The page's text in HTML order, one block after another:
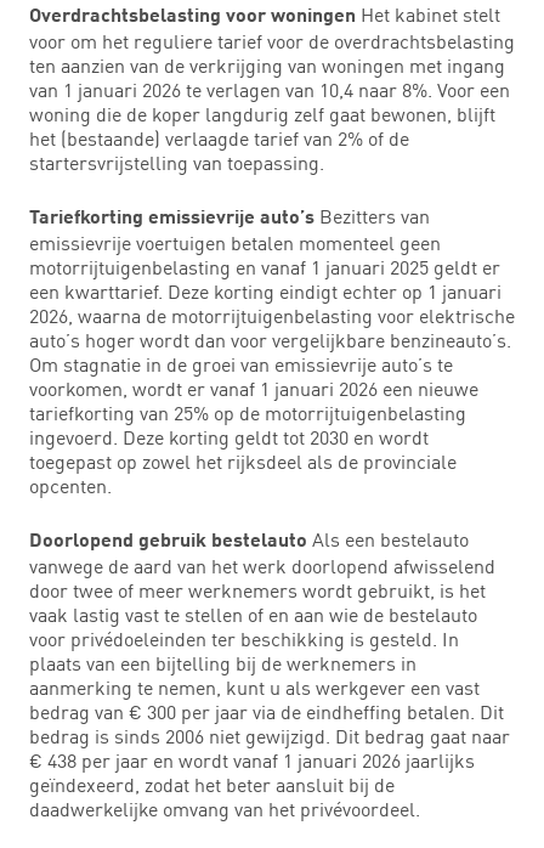
Overdrachtsbelasting voor woningen Het kabinet stelt
voor om het reguliere tarief voor de overdrachtsbelasting
ten aanzien van de verkrijging van woningen met ingang
van 1 januari 2026 te verlagen van 10,4 naar 8%. Voor een
woning die de koper langdurig zelf gaat bewonen, blijft
het (bestaande) verlaagde tarief van 2% of de
startersvrijstelling van toepassing.
Tariefkorting emissievrije auto’s Bezitters van
emissievrije voertuigen betalen momenteel geen
motorrijtuigenbelasting en vanaf 1 januari 2025 geldt er
een kwarttarief. Deze korting eindigt echter op 1 januari
2026, waarna de motorrijtuigenbelasting voor elektrische
auto’s hoger wordt dan voor vergelijkbare benzineauto’s.
Om stagnatie in de groei van emissievrije auto’s te
voorkomen, wordt er vanaf 1 januari 2026 een nieuwe
tariefkorting van 25% op de motorrijtuigenbelasting
ingevoerd. Deze korting geldt tot 2030 en wordt
toegepast op zowel het rijksdeel als de provinciale
opcenten.
Doorlopend gebruik bestelauto Als een bestelauto
vanwege de aard van het werk doorlopend afwisselend
door twee of meer werknemers wordt gebruikt, is het
vaak lastig vast te stellen of en aan wie de bestelauto
voor privédoeleinden ter beschikking is gesteld. In
plaats van een bijtelling bij de werknemers in
aanmerking te nemen, kunt u als werkgever een vast
bedrag van € 300 per jaar via de eindheffing betalen. Dit
bedrag is sinds 2006 niet gewijzigd. Dit bedrag gaat naar
€ 438 per jaar en wordt vanaf 1 januari 2026 jaarlijks
geïndexeerd, zodat het beter aansluit bij de
daadwerkelijke omvang van het privévoordeel.